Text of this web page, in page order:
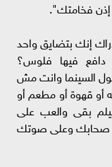
فخامتك".
إنك بتضايق واحد
دافع فيها فلوس؟
السينما وانت مش
أو قهوة أو مطعم أو
بقى والعب على
صحابك وعلى صوتك